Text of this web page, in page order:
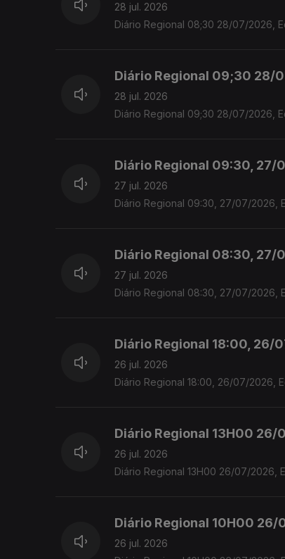
28 jul. 2026
Diário Regional 08;30 28/07/2026,
Diário Regional 09;30 28/
28 jul. 2026
Diário Regional 09;30 28/07/2026,
Diário Regional 09:30, 27/
27 jul. 2026
Diário Regional 09:30, 27/07/2026,
Diário Regional 08:30, 27/
27 jul. 2026
Diário Regional 08:30, 27/07/2026,
Diário Regional 18:00, 26/
26 jul. 2026
Diário Regional 18:00, 26/07/2026,
Diário Regional 13H00 26/
26 jul. 2026
Diário Regional 13H00 26/07/2026,
Diário Regional 10H00 26/
26 jul. 2026